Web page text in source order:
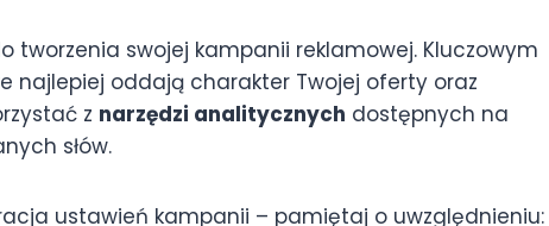
tworzenia swojej kampanii reklamowej. Kluczowym
najlepiej oddają charakter Twojej oferty oraz
z narzędzi analitycznych dostępnych na
słów.
ustawień kampanii – pamiętaj o uwzględnieniu: